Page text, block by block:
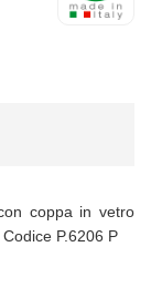
coppa in vetro
P.6206 P